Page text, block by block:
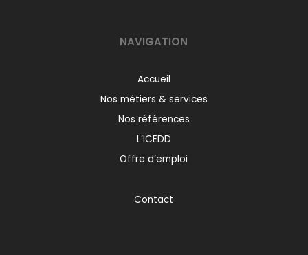
NAVIGATION
Accueil
Nos métiers & services
Nos références
L’ICEDD
Offre d’emploi
Contact